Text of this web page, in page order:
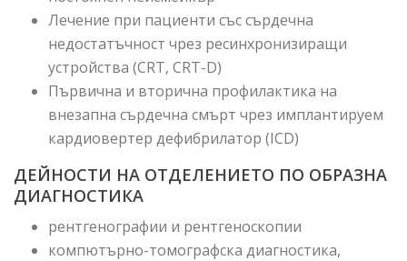
Лечение при пациенти със сърдечна
недостатъчност чрез ресинхронизиращи
устройства (CRT, CRT-D)
Първична и вторична профилактика на
внезапна сърдечна смърт чрез имплантируем
кардиовертер дефибрилатор (ICD)
ДЕЙНОСТИ НА ОТДЕЛЕНИЕТО ПО ОБРАЗНА
ДИАГНОСТИКА
рентгенографии и рентгеноскопии
компютърно-томографска диагностика,